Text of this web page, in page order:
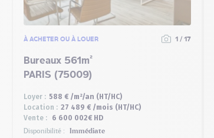
À ACHETER OU À LOUER 1 / 17
Bureaux 561m²
PARIS (75009)
Loyer : 588 € /m²/an (HT/HC)
Location : 27 489 € /mois (HT/HC)
Vente :
6 600 002€ HD
Disponibilité : Immédiate